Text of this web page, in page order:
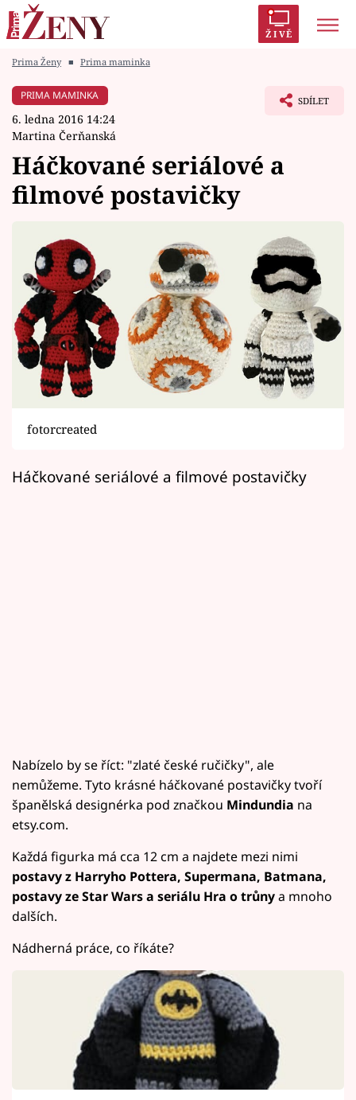
ŽIVĚ
Módní alarm
Zrádci
Témata
Celebrity
Vztahy
Seriály
Horoskopy
Sledujte prima+
Filmový festival Karlovy Vary
Pořady
Prima Ženy ■ Prima maminka
PRIMA MAMINKA
6. ledna 2016 14:24
Martina Čerňanská
SDÍLET
Háčkované seriálové a
filmové postavičky
fotorcreated
Háčkované seriálové a filmové postavičky
Nabízelo by se říct: "zlaté české ručičky", ale
nemůžeme. Tyto krásné háčkované postavičky tvoří
španělská designérka pod značkou Mindundia na
etsy.com.
Každá figurka má cca 12 cm a najdete mezi nimi
postavy z Harryho Pottera, Supermana, Batmana,
postavy ze Star Wars a seriálu Hra o trůnya mnoho
dalších.
Nádherná práce, co říkáte?